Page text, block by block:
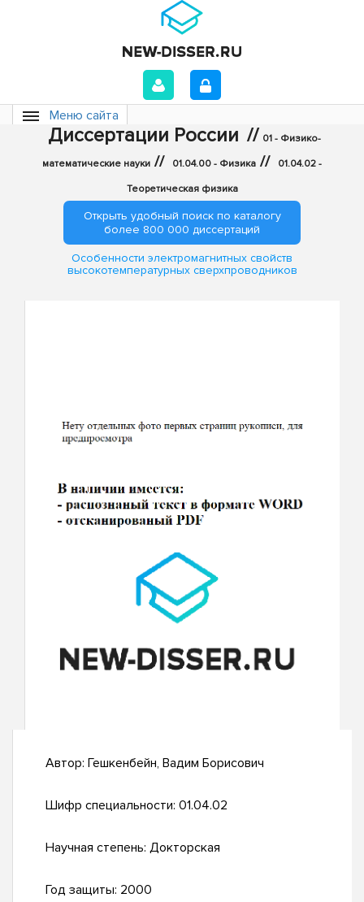
Меню сайта
Диссертации России // 01 - Физико-
математические науки // 01.04.00 - Физика // 01.04.02 -
Теоретическая физика
Открыть удобный поиск по каталогу
более 800 000 диссертаций
Особенности электромагнитных свойств
высокотемпературных сверхпроводников
Автор: Гешкенбейн, Вадим Борисович
Шифр специальности: 01.04.02
Научная степень: Докторская
Год защиты: 2000